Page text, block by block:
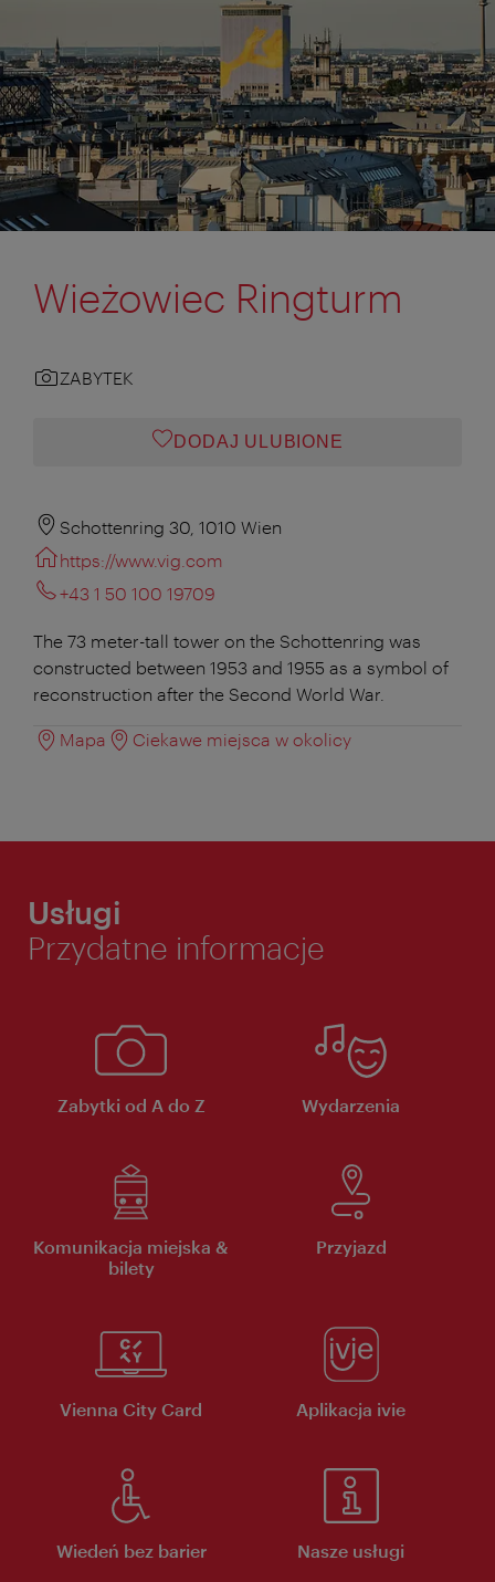
Wieżowiec Ringturm
ZABYTEK
DODAJ ULUBIONE
Schottenring 30, 1010 Wien
https://www.vig.com
+43 1 50 100 19709
The 73 meter-tall tower on the Schottenring was
constructed between 1953 and 1955 as a symbol of
reconstruction after the Second World War.
Mapa Ciekawe miejsca w okolicy
Usługi
Przydatne informacje
Zabytki od A do Z Wydarzenia
Komunikacja miejska &
bilety
Przyjazd
Vienna City Card Aplikacja ivie
Wiedeń bez barier Nasze usługi